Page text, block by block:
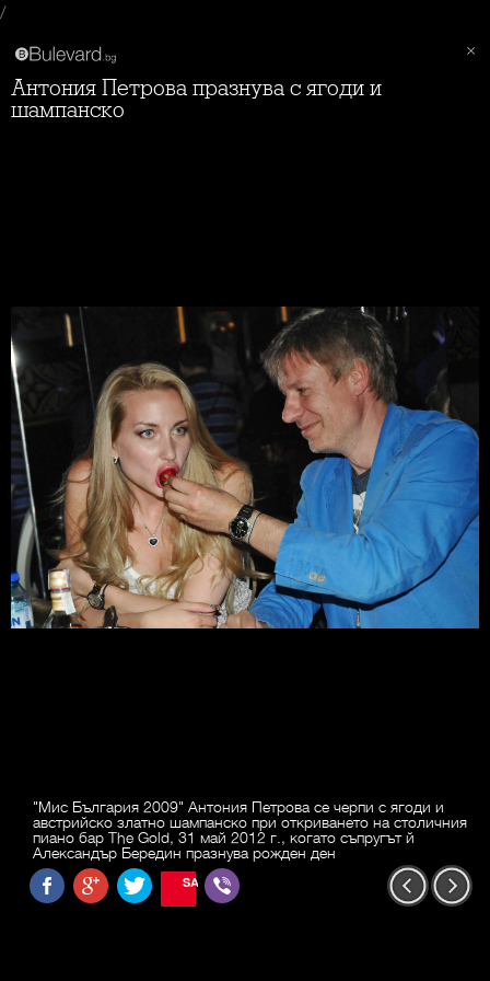
/
Антония Петрова празнува с ягоди и
шампанско
"Мис България 2009" Антония Петрова се черпи с ягоди и
австрийско златно шампанско при откриването на столичния
пиано бар The Gold, 31 май 2012 г., когато съпругът й
Александър Бередин празнува рожден ден
SAVE